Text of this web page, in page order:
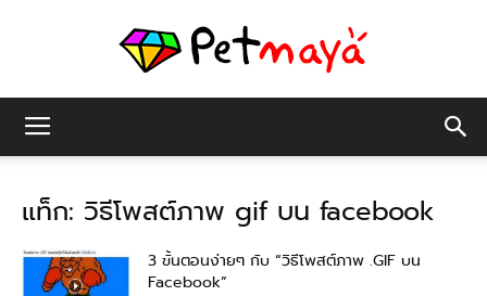
มายา
แท็ก: วิธีโพสต์ภาพ gif บน facebook
3 ขั้นตอนง่ายๆ กับ “วิธีโพสต์ภาพ .GIF บน
Facebook”